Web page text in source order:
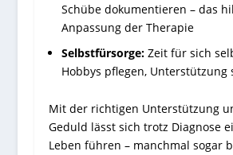
Schübe dokumentieren – das
Anpassung der Therapie
Selbstfürsorge:Zeit für sich
Hobbys pflegen, Unterstützung
Mit der richtigen Unterstützung
Geduld lässt sich trotz Diagnose
Leben führen – manchmal sogar